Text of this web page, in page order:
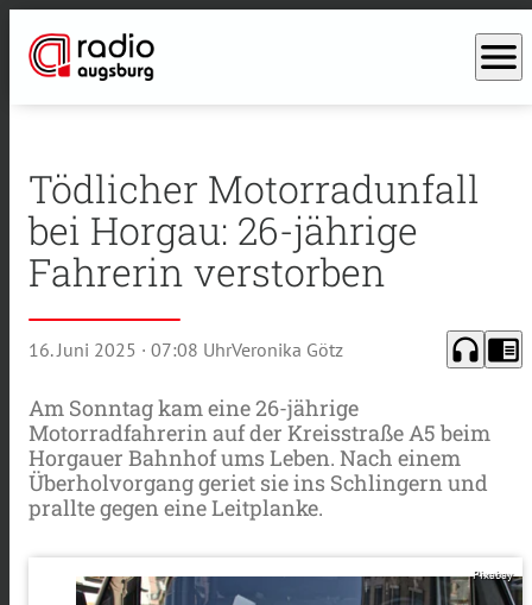
menu
Tödlicher Motorradunfall
bei Horgau: 26-jährige
Fahrerin verstorben
16. Juni 2025 · 07:08 UhrVeronika Götz headphones chrome_reader_mode
Am Sonntag kam eine 26-jährige
Motorradfahrerin auf der Kreisstraße A5 beim
Horgauer Bahnhof ums Leben. Nach einem
Überholvorgang geriet sie ins Schlingern und
prallte gegen eine Leitplanke.
Pixabay